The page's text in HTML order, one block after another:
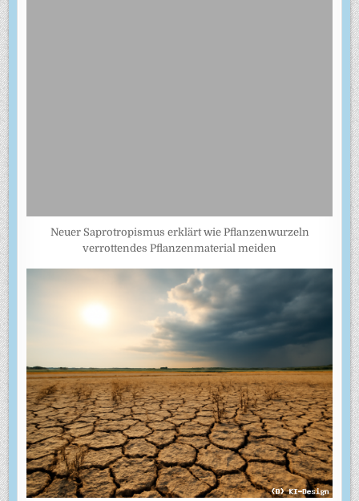
Neuer Saprotropismus erklärt wie Pflanzenwurzeln
verrottendes Pflanzenmaterial meiden